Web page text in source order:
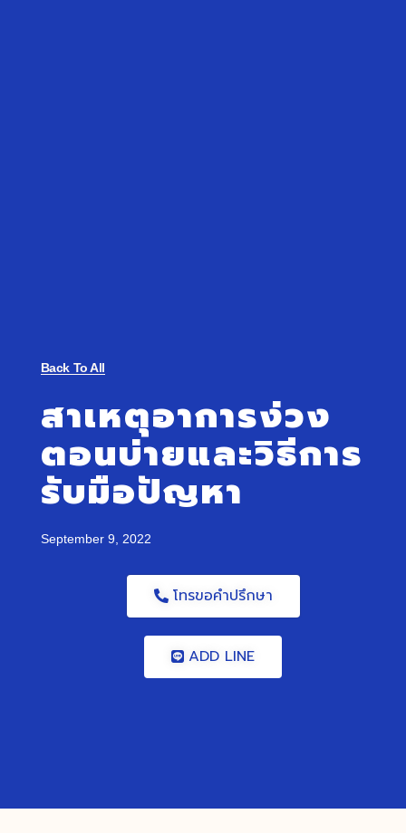
Back To All
สาเหตุอาการง่วง
ตอนบ่ายและวิธีการ
รับมือปัญหา
September 9, 2022
โทรขอคำปรึกษา
ADD LINE